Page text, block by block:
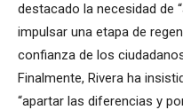
destacado la necesidad de
impulsar una etapa de
confianza de los
Finalmente, Rivera ha
“apartar las diferencias y